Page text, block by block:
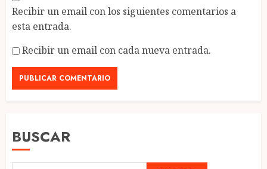
Recibir un email con los siguientes comentarios a
esta entrada.
Recibir un email con cada nueva entrada.
BUSCAR